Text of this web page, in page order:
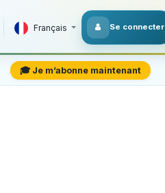
Français Se connecter
🎓 Je m’abonne maintenant